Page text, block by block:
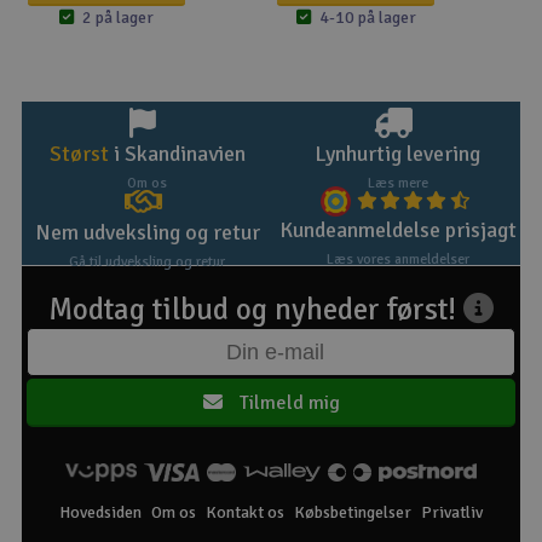
2 på lager 4-10 på lager
Størst i Skandinavien
Om os
Lynhurtig levering
Læs mere
Nem udveksling og retur
Gå til udveksling og retur
Kundeanmeldelse prisjagt
Læs vores anmeldelser
Modtag tilbud og nyheder først!
Tilmeld mig
Hovedsiden Om os Kontakt os Købsbetingelser Privatliv